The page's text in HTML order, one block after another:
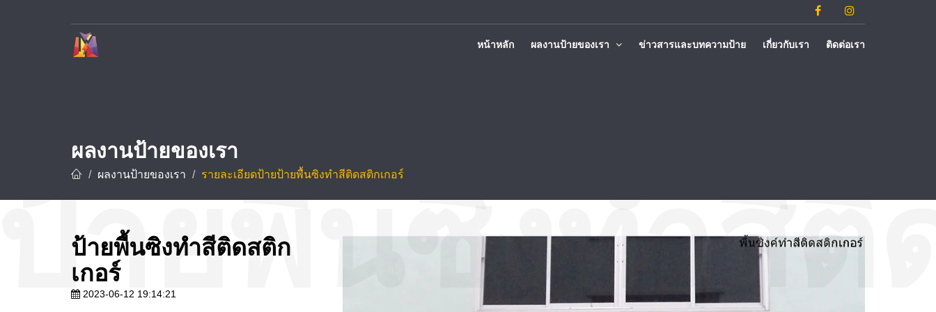
หน้าหลัก ผลงานป้ายของเรา ข่าวสารและบทความป้าย เกี่ยวกับเรา ติดต่อเรา
ผลงานป้ายของเรา
ผลงานป้ายของเรา รายละเอียดป้ายป้ายพื้นซิงทำสีติดสติกเกอร์
ป้ายพื้นซิงทำสีติดสติก
เกอร์
2023-06-12 19:14:21